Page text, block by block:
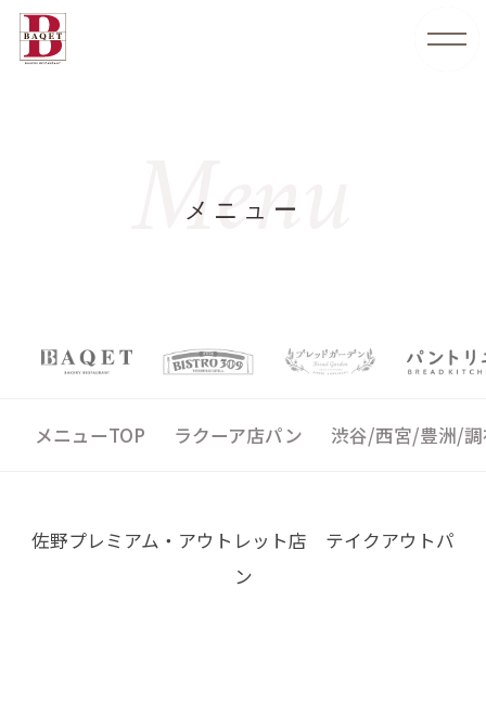
Menu
メニュー
メニューTOP ラクーア店パン 渋谷/西宮/豊洲/
佐野プレミアム・アウトレット店 テイクアウトパ
ン